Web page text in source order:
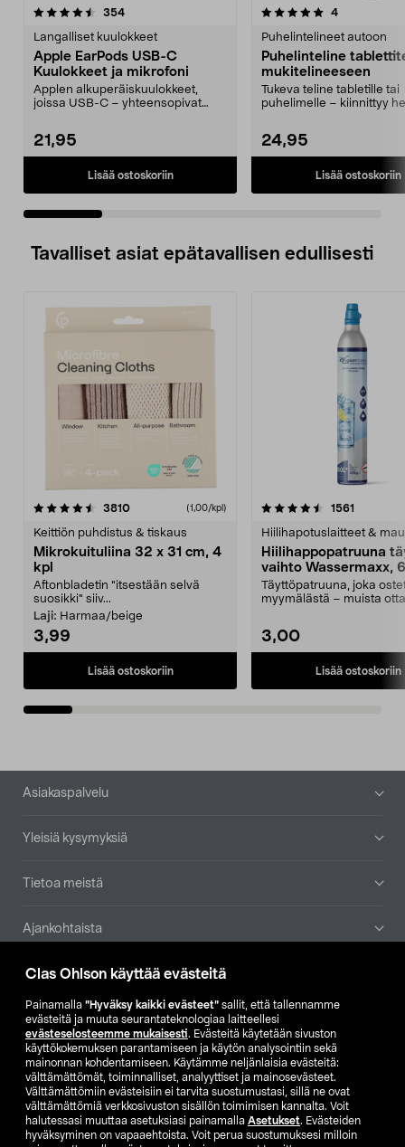
Clas Ohlson käyttää evästeitä
Painamalla ”Hyväksy kaikki evästeet” sallit, että tallennamme
evästeitä ja muuta seurantateknologiaa laitteellesi
evästeselosteemme mukaisesti. Evästeitä käytetään sivuston
käyttökokemuksen parantamiseen ja käytön analysointiin sekä
mainonnan kohdentamiseen. Käytämme neljänlaisia evästeitä:
välttämättömät, toiminnalliset, analyyttiset ja mainosevästeet.
Välttämättömiin evästeisiin ei tarvita suostumustasi, sillä ne ovat
välttämättömiä verkkosivuston sisällön toimimisen kannalta. Voit
halutessasi muuttaa asetuksiasi painamalla Asetukset. Evästeiden
hyväksyminen on vapaaehtoista. Voit perua suostumuksesi milloin
354arvostelut
Langalliset kuulokkeet
Apple EarPods USB-C
Kuulokkeet ja mikrofoni
Applen alkuperäiskuulokkeet,
joissa USB-C – yhteensopivat
21,95
Lisää ostoskoriin
5.0 viidestä
4arvostelut
Puhelintelineet autoon
Puhelinteline
mukitelineeseen
Tukeva teline tabletille tai
puhelimelle – kiinnittyy
24,95
Lisää ostoskoriin
4.0 viidestä
Tavalliset asiat epätavallisen edullisesti
3810arvostelut (1,00/kpl)
Keittiön puhdistus & tiskaus
Mikrokuituliina 32 x 31 cm, 4
kpl
Aftonbladetin "itsestään selvä
suosikki" siiv...
Laji: Harmaa/beige
3,99
Lisää ostoskoriin
4.5viidestä
1561
Hiilihapotuslaitteet &
Hiilihappopatruuna
vaihto Wassermaxx,
Täyttöpatruuna, joka
myymälästä – muista
3,00
Lisää ostoskoriin
4.5viidestä
Alatunniste
Asiakaspalvelu
Yleisiä kysymyksiä
Tietoa meistä
Ajankohtaista
Muut yrityksemme
Etsi myymälä
SE NO FI
FI SV